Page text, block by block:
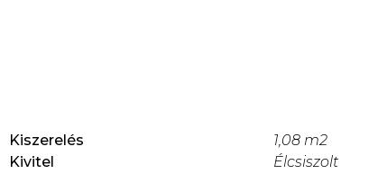
Kiszerelés
1,08 m2
Kivitel
Élcsiszolt